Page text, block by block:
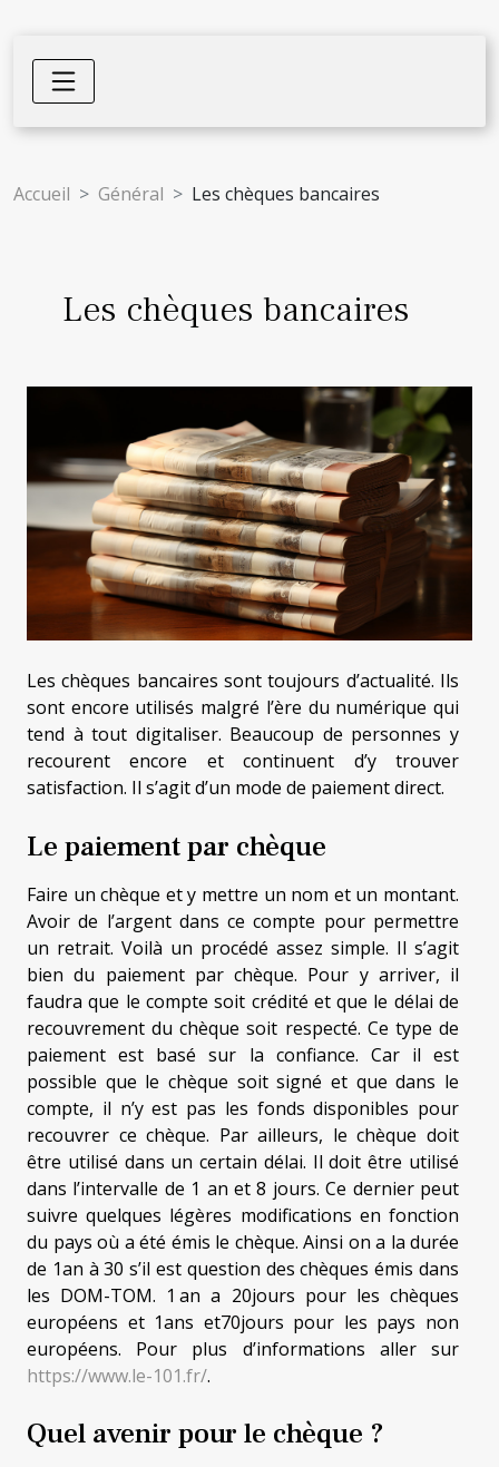
Accueil Général Les chèques bancaires
Les chèques bancaires
Les chèques bancaires sont toujours d’actualité. Ils
sont encore utilisés malgré l’ère du numérique qui
tend à tout digitaliser. Beaucoup de personnes y
recourent encore et continuent d’y trouver
satisfaction. Il s’agit d’un mode de paiement direct.
Le paiement par chèque
Faire un chèque et y mettre un nom et un montant.
Avoir de l’argent dans ce compte pour permettre
un retrait. Voilà un procédé assez simple. Il s’agit
bien du paiement par chèque. Pour y arriver, il
faudra que le compte soit crédité et que le délai de
recouvrement du chèque soit respecté. Ce type de
paiement est basé sur la confiance. Car il est
possible que le chèque soit signé et que dans le
compte, il n’y est pas les fonds disponibles pour
recouvrer ce chèque. Par ailleurs, le chèque doit
être utilisé dans un certain délai. Il doit être utilisé
dans l’intervalle de 1 an et 8 jours. Ce dernier peut
suivre quelques légères modifications en fonction
du pays où a été émis le chèque. Ainsi on a la durée
de 1an à 30 s’il est question des chèques émis dans
les DOM-TOM. 1 an a 20jours pour les chèques
européens et 1ans et70jours pour les pays non
européens. Pour plus d’informations aller sur
https://www.le-101.fr/.
Quel avenir pour le chèque ?